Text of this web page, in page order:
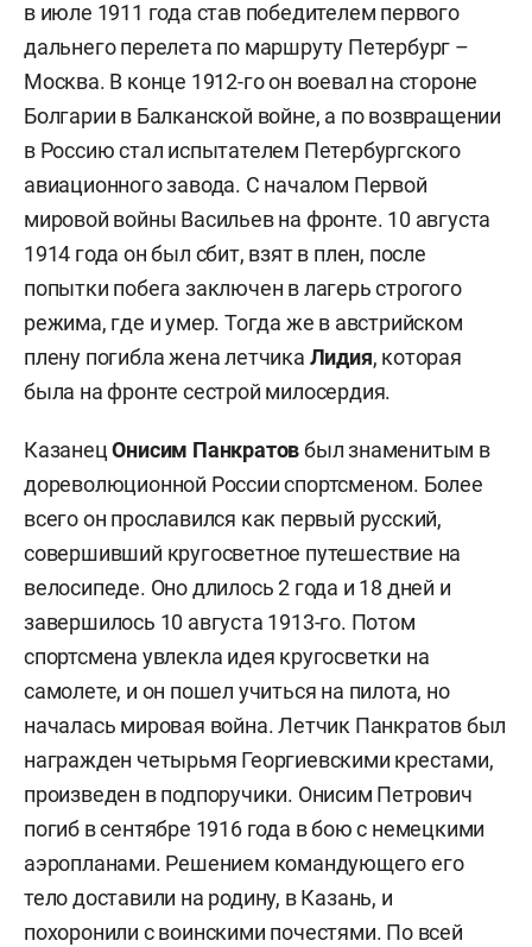
в июле 1911 года став победителем первого
дальнего перелета по маршруту Петербург –
Москва. В конце 1912-го он воевал на стороне
Болгарии в Балканской войне, а по возвращении
в Россию стал испытателем Петербургского
авиационного завода. С началом Первой
мировой войны Васильев на фронте. 10 августа
1914 года он был сбит, взят в плен, после
попытки побега заключен в лагерь строгого
режима, где и умер. Тогда же в австрийском
плену погибла жена летчика Лидия, которая
была на фронте сестрой милосердия.
КазанецОнисим Панкратовбыл знаменитым в
дореволюционной России спортсменом. Более
всего он прославился как первый русский,
совершивший кругосветное путешествие на
велосипеде. Оно длилось 2 года и 18 дней и
завершилось 10 августа 1913-го. Потом
спортсмена увлекла идея кругосветки на
самолете, и он пошел учиться на пилота, но
началась мировая война. Летчик Панкратов был
награжден четырьмя Георгиевскими крестами,
произведен в подпоручики. Онисим Петрович
погиб в сентябре 1916 года в бою с немецкими
аэропланами. Решением командующего его
тело доставили на родину, в Казань, и
похоронили с воинскими почестями. По всей